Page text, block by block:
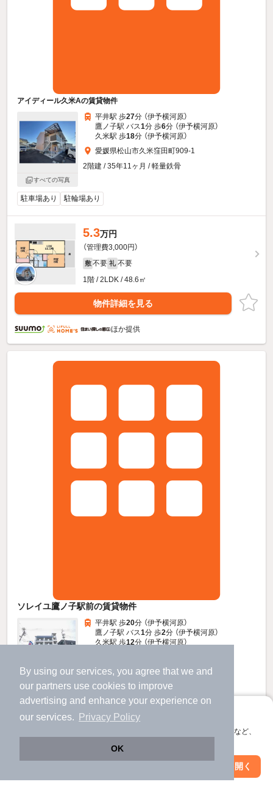
By using our services, you agree that we and
our partners use cookies to improve
advertising and enhance your experience on
our services.
Privacy Policy
OK
アプリに切り替えて、サクサクお部屋探し
会員登録なしですぐ使える。マップ検索やお気に入り保存など、
アプリを開く
アイディール久米Aの賃貸物件
すべての写真
平井駅 歩27分 （伊予横河原）
鷹ノ子駅 バス1分 歩6分 （伊予横河原）
久米駅 歩18分 （伊予横河原）
愛媛県松山市久米窪田町909-1
2階建 / 35年11ヶ月 / 軽量鉄骨
駐車場あり 駐輪場あり
5.3万円
（管理費3,000円）
敷 不要 礼 不要
1階 / 2LDK / 48.6㎡
物件詳細を見る
ほか提供
ソレイユ鷹ノ子駅前の賃貸物件
すべての写真
平井駅 歩20分 （伊予横河原）
鷹ノ子駅 バス1分 歩2分 （伊予横河原）
久米駅 歩12分 （伊予横河原）
4階建 / 36年 / RC
駐車場あり 駐輪場あり
5.4 万円
（管理費3,500円）
絞り込み条件を変更